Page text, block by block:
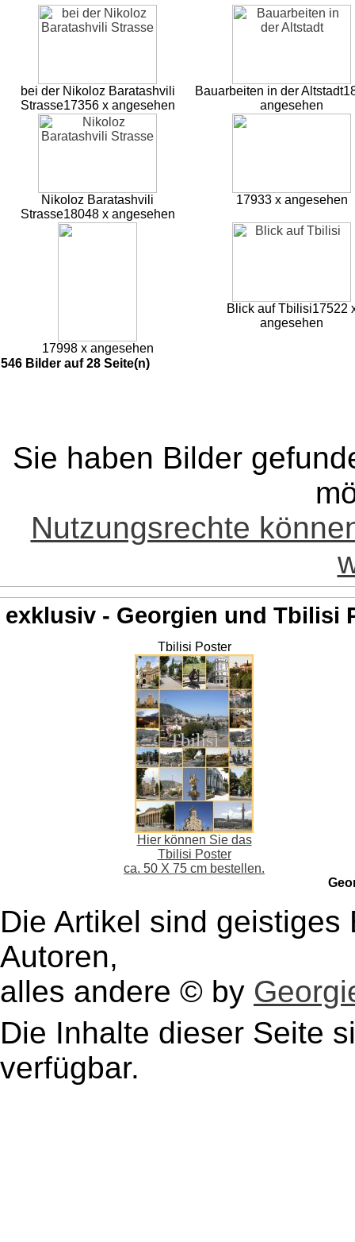
bei der Nikoloz Baratashvili
Strasse17356 x angesehen
Bauarbeiten in der Altstadt
angesehen
Nikoloz Baratashvili
Strasse18048 x angesehen
17933 x angesehen
17998 x angesehen
Blick auf Tbilisi17522
angesehen
546 Bilder auf 28 Seite(n)
Sie haben Bilder
Nutzungsrechte
exklusiv - Georgien und Tbilisi
Tbilisi Poster
Hier können Sie das
Tbilisi Poster
ca. 50 X 75 cm bestellen.
Die Artikel sind
Autoren,
alles andere © by
Die Inhalte dieser Seite
verfügbar.